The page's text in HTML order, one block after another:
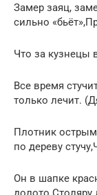
Замер заяц,
сильно
Что за кузнецы
Все время
только лечит.
Плотник
по дереву
Он в шапке